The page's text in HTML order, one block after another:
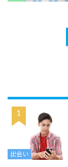
出会い